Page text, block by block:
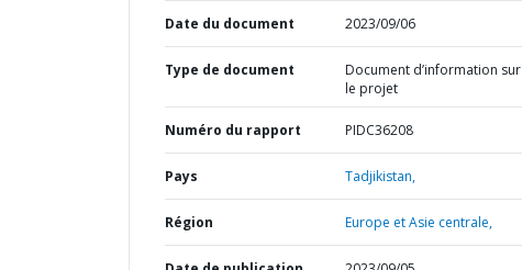
Date du document 2023/09/06
Type de document
Document d’information sur
le projet
Numéro du rapport PIDC36208
Pays Tadjikistan,
Région Europe et Asie centrale,